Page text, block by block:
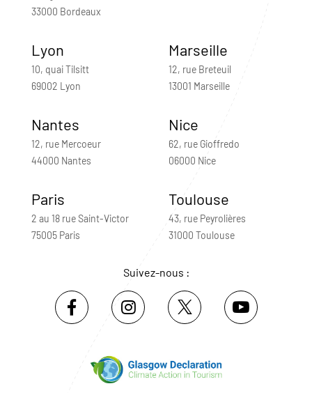
33000 Bordeaux
Lyon
10, quai Tilsitt
69002 Lyon
Marseille
12, rue Breteuil
13001 Marseille
Nantes
12, rue Mercoeur
44000 Nantes
Nice
62, rue Gioffredo
06000 Nice
Paris
2 au 18 rue Saint-Victor
75005 Paris
Toulouse
43, rue Peyrolières
31000 Toulouse
Suivez-nous :